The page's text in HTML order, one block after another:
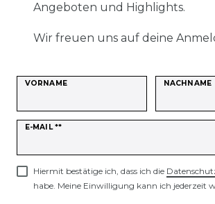
Angeboten und Highlights.
Wir freuen uns auf deine
VORNAME NACHNAME
E-MAIL **
Newsletter
Hiermit bestätige ich, dass ich die
habe. Meine Einwilligung kann ich jederzeit